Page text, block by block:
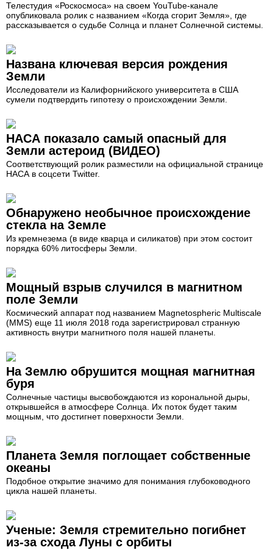
Телестудия «Роскосмоса» на своем YouTube-канале
опубликовала ролик с названием «Когда сгорит Земля», где
рассказывается о судьбе Солнца и планет Солнечной системы.
Названа ключевая версия рождения
Земли
Исследователи из Калифорнийского университета в США
сумели подтвердить гипотезу о происхождении Земли.
НАСА показало самый опасный для
Земли астероид (ВИДЕО)
Соответствующий ролик разместили на официальной странице
НАСА в соцсети Twitter.
Обнаружено необычное происхождение
стекла на Земле
Из кремнезема (в виде кварца и силикатов) при этом состоит
порядка 60% литосферы Земли.
Мощный взрыв случился в магнитном
поле Земли
Космический аппарат под названием Magnetospheric Multiscale
(MMS) еще 11 июля 2018 года зарегистрировал странную
активность внутри магнитного поля нашей планеты.
На Землю обрушится мощная магнитная
буря
Солнечные частицы высвобождаются из корональной дыры,
открывшейся в атмосфере Солнца. Их поток будет таким
мощным, что достигнет поверхности Земли.
Планета Земля поглощает собственные
океаны
Подобное открытие значимо для понимания глубоководного
цикла нашей планеты.
Ученые: Земля стремительно погибнет
из-за схода Луны с орбиты